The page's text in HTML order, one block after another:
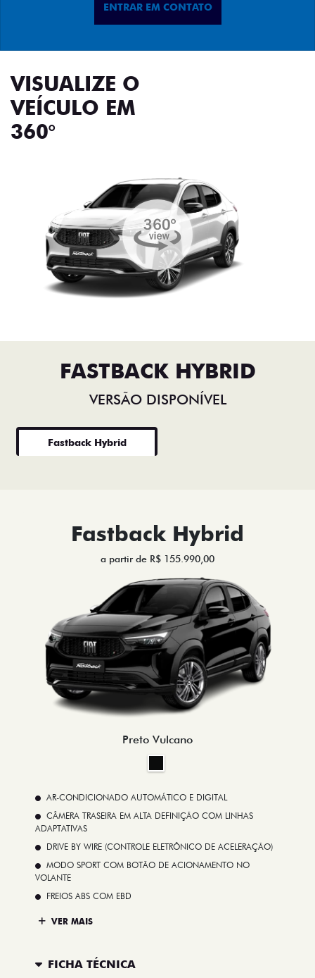
ENTRAR EM CONTATO
VISUALIZE O
VEÍCULO EM
360°
FASTBACK HYBRID
VERSÃO DISPONÍVEL
Fastback Hybrid
Fastback Hybrid
a partir de R$ 155.990,00
Preto Vulcano
AR-CONDICIONADO AUTOMÁTICO E DIGITAL
CÂMERA TRASEIRA EM ALTA DEFINIÇÃO COM LINHAS
ADAPTATIVAS
DRIVE BY WIRE (CONTROLE ELETRÔNICO DE ACELERAÇÃO)
MODO SPORT COM BOTÃO DE ACIONAMENTO NO
VOLANTE
FREIOS ABS COM EBD
VER MAIS
FICHA TÉCNICA